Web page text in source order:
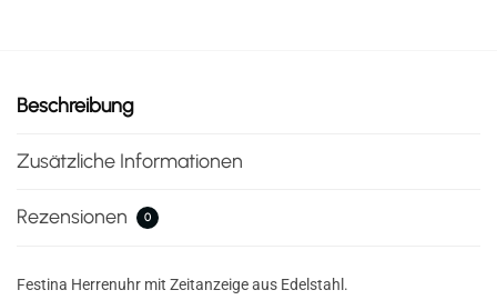
Beschreibung
Zusätzliche Informationen
Rezensionen 0
Festina Herrenuhr mit Zeitanzeige aus Edelstahl.